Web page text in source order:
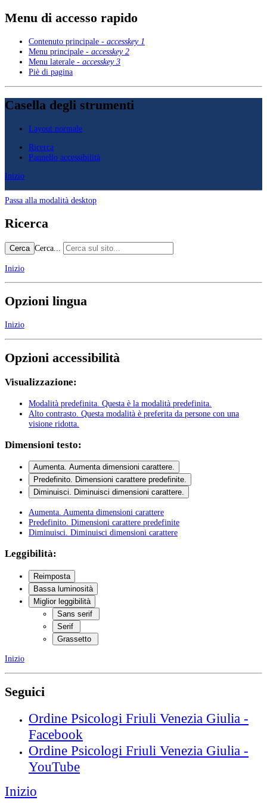
Menu di accesso rapido
Contenuto principale - accesskey 1
Menu principale - accesskey 2
Menu laterale - accesskey 3
Piè di pagina
Casella degli strumenti
Layout normale
Ricerca
Pannello accessibilità
Inizio
Passa alla modalità desktop
Ricerca
Cerca Cerca...
Inizio
Opzioni lingua
Inizio
Opzioni accessibilità
Visualizzazione:
Modalità predefinita . Questa è la modalità predefinita.
Alto contrasto . Questa modalità è preferita da persone con una
visione ridotta.
Dimensioni testo:
Aumenta. Aumenta dimensioni carattere.
Predefinito. Dimensioni carattere predefinite.
Diminuisci. Diminuisci dimensioni carattere.
Aumenta . Aumenta dimensioni carattere
Predefinito . Dimensioni carattere predefinite
Diminuisci . Diminuisci dimensioni carattere
Leggibilità:
Reimposta
Bassa luminosità
Miglior leggibilità
Sans serif
Serif
Grassetto
Inizio
Seguici
Ordine Psicologi Friuli Venezia Giulia -
Facebook
Ordine Psicologi Friuli Venezia Giulia -
YouTube
Inizio